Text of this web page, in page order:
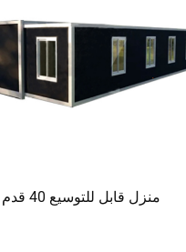
منزل قابل للتوسيع 40 قدم